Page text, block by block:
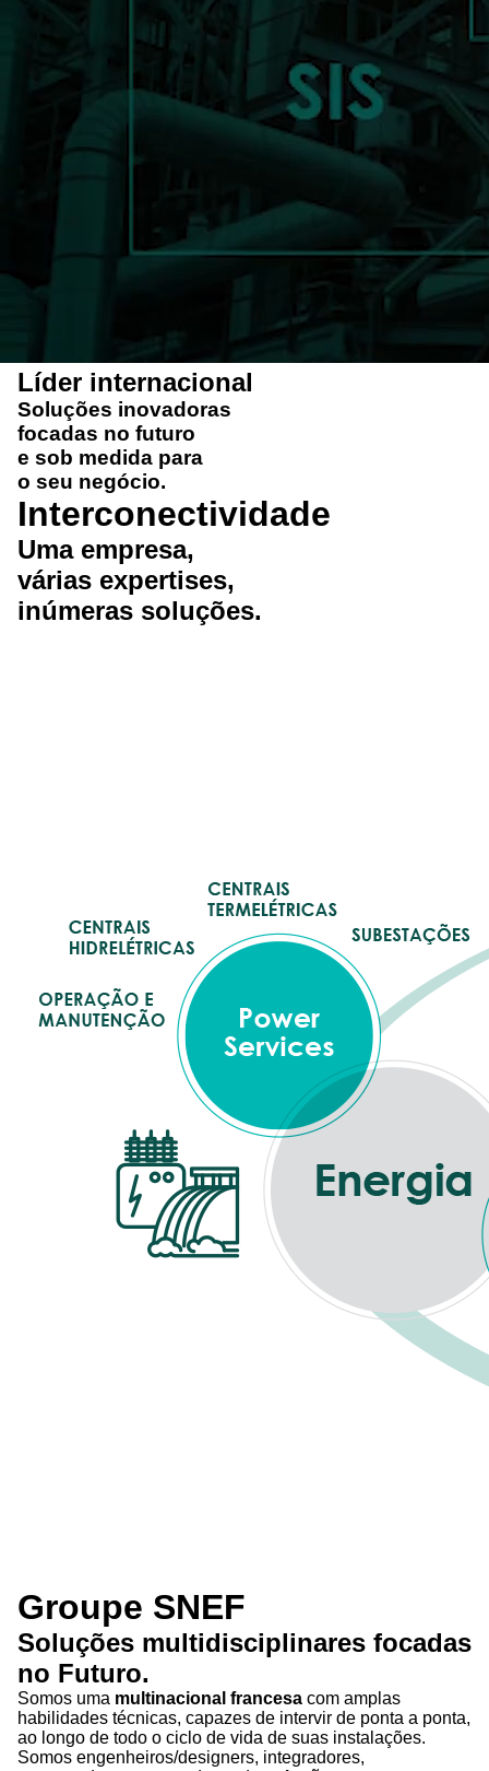
Líder internacional
Soluções inovadoras
focadas no futuro
e sob medida para
o seu negócio.
Interconectividade
Uma empresa,
várias expertises,
inúmeras soluções.
Groupe SNEF
Soluções multidisciplinares focadas
no Futuro.
Somos uma multinacional francesa com amplas
habilidades técnicas, capazes de intervir de ponta a ponta,
ao longo de todo o ciclo de vida de suas instalações.
Somos engenheiros/designers, integradores,